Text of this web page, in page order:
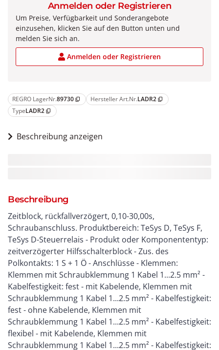
REGRO LagerNr.89730 content_copy Hersteller Art.Nr.LADR2 content_copy
TypeLADR2 content_copy
Beschreibung anzeigen
Beschreibung
Zeitblock, rückfallverzögert, 0,10-30,00s,
Schraubanschluss. Produktbereich: TeSys D, TeSys F,
TeSys D-Steuerrelais - Produkt oder Komponententyp:
zeitverzögerter Hilfsschalterblock - Zus. des
Polkontakts: 1 S + 1 Ö - Anschlüsse - Klemmen:
Klemmen mit Schraubklemmung 1 Kabel 1...2.5 mm² -
Kabelfestigkeit: fest - mit Kabelende, Klemmen mit
Schraubklemmung 1 Kabel 1...2.5 mm² - Kabelfestigkeit:
fest - ohne Kabelende, Klemmen mit
Schraubklemmung 1 Kabel 1...2.5 mm² - Kabelfestigkeit:
flexibel - mit Kabelende, Klemmen mit
Schraubklemmung 1 Kabel 1...2.5 mm² - Kabelfestigkeit:
Anmelden oder Registrieren
Um Preise, Verfügbarkeit und Sonderangebote
einzusehen, klicken Sie auf den Button unten und
melden Sie sich an.
Anmelden oder Registrieren